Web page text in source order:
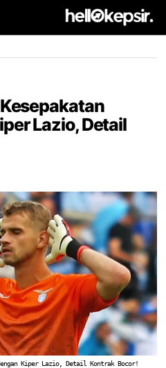
Lazio, Detail
Kiper Lazio, Detail Kontrak Bocor!